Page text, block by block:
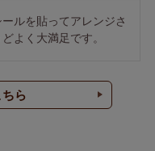
ルを貼ってアレンジさ
よく大満足です。
ら